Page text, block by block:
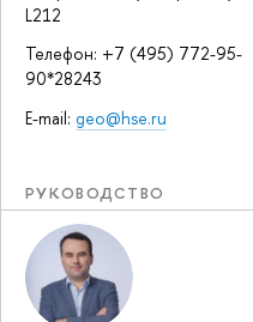
L212
Телефон: +7 (495) 772-95-
90*28243
E-mail: geo@hse.ru
РУКОВОДСТВО